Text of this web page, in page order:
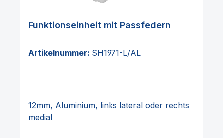
Funktionseinheit mit Passfedern
Artikelnummer: SH1971-L/AL
12mm, Aluminium, links lateral oder rechts
medial